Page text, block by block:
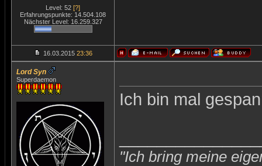
Level: 52 [?]
Erfahrungspunkte: 14.504.108
Nächster Level: 16.259.327
16.03.2015 23:36
Lord Syn
Superdaemon
Ich bin mal
"Ich bring meine